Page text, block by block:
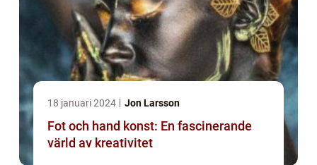
18 januari 2024 Jon Larsson
Fot och hand konst: En fascinerande
värld av kreativitet